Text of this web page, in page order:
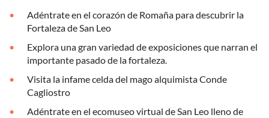
Adéntrate en el corazón de Romaña para descubrir la
Fortaleza de San Leo
Explora una gran variedad de exposiciones que narran el
importante pasado de la fortaleza.
Visita la infame celda del mago alquimista Conde
Cagliostro
Adéntrate en el ecomuseo virtual de San Leo lleno de